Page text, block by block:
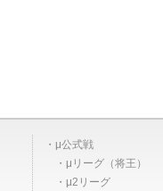
μ公式戦
μリーグ（将王）
μ2リーグ